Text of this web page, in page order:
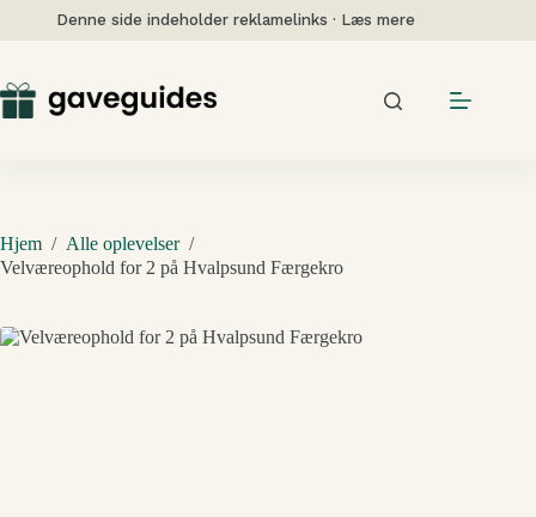
Denne side indeholder reklamelinks · Læs mere
Hjem / Alle oplevelser /
Velværeophold for 2 på Hvalpsund Færgekro